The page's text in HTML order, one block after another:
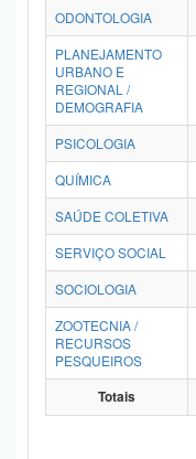
ODONTOLOGIA
PLANEJAMENTO
URBANO E
REGIONAL /
DEMOGRAFIA
PSICOLOGIA
QUÍMICA
SAÚDE COLETIVA
SERVIÇO SOCIAL
SOCIOLOGIA
ZOOTECNIA /
RECURSOS
PESQUEIROS
Totais